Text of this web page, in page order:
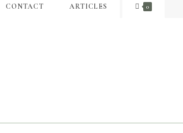
CONTACT ARTICLES 0